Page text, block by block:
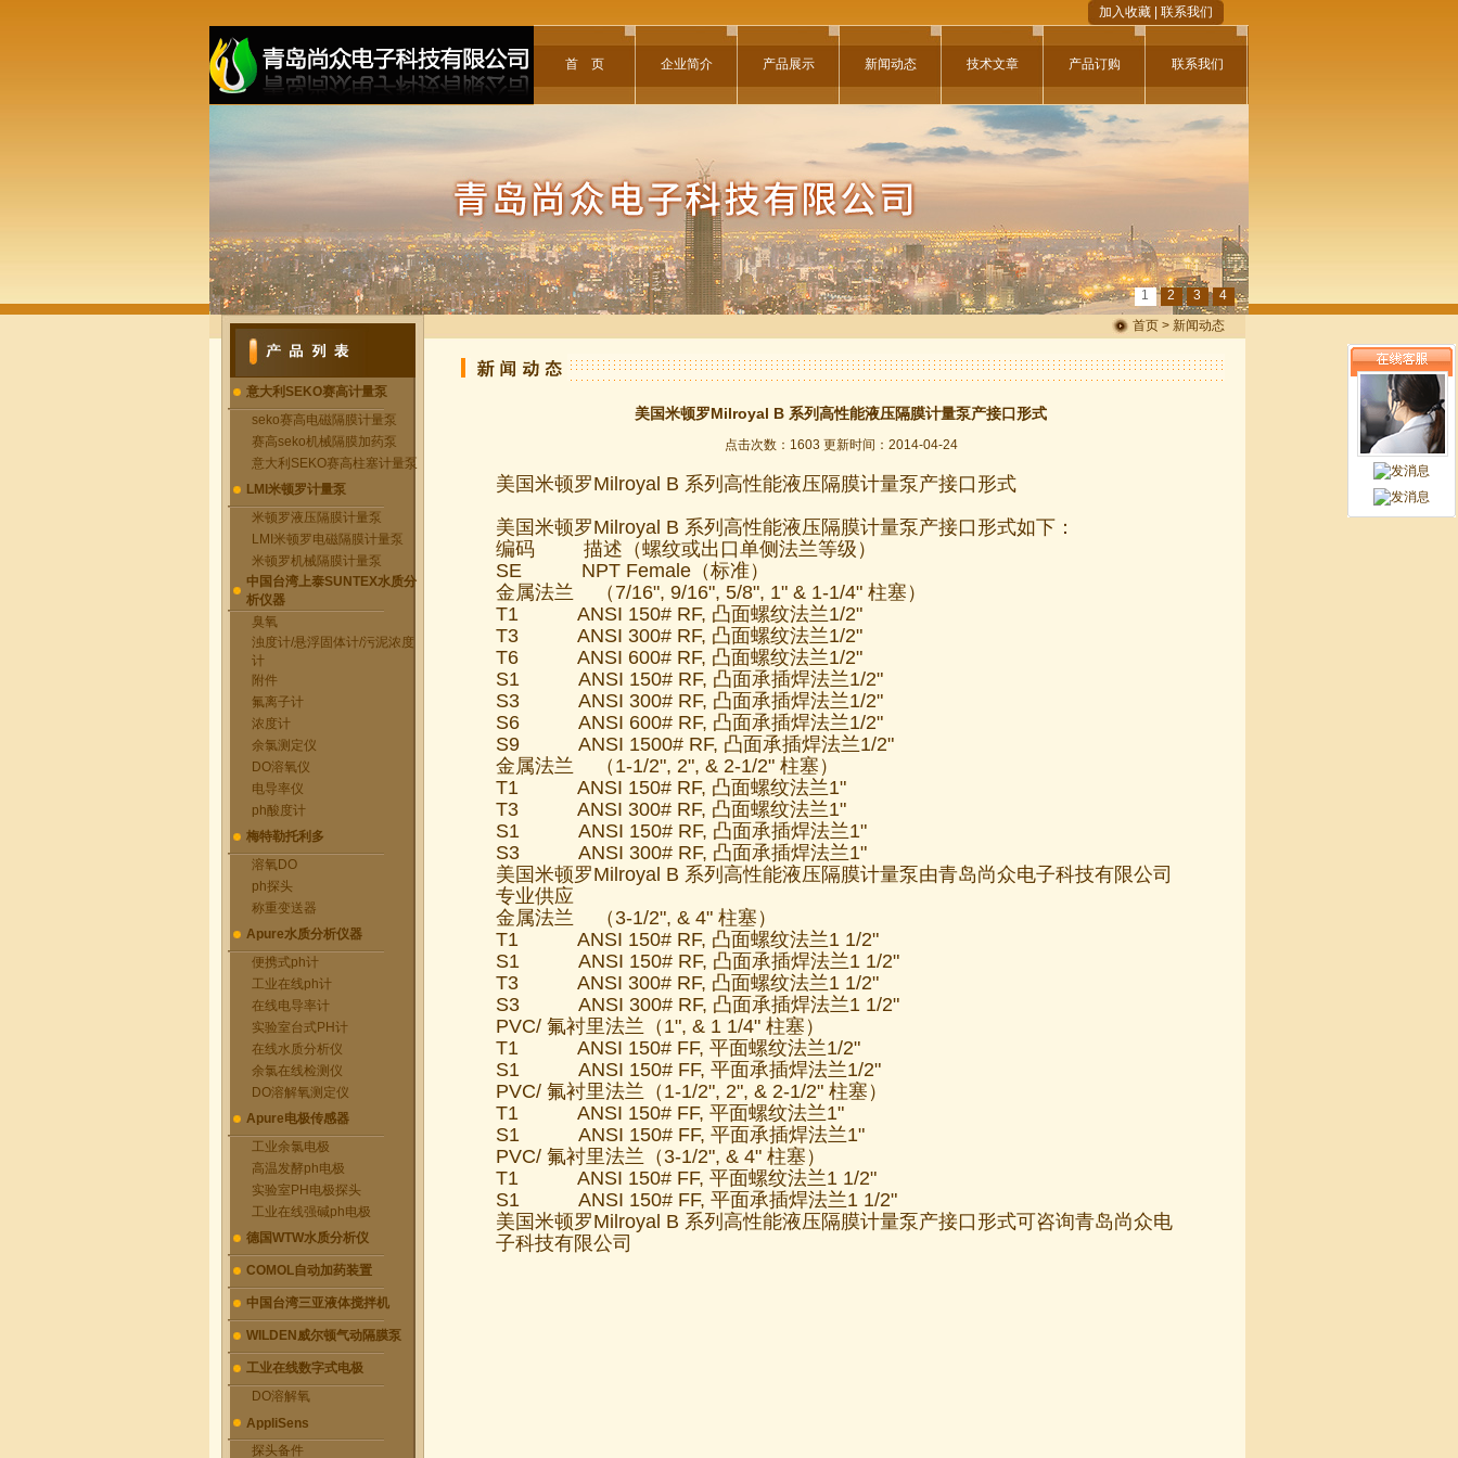
加入收藏 联系我们
首 页 企业简介 产品展示 新闻动态 技术文章 产品订购 联系我们
1 2 3 4
意大利SEKO赛高计量泵
seko赛高电磁隔膜计量泵
赛高seko机械隔膜加药泵
意大利SEKO赛高柱塞计量泵
LMI米顿罗计量泵
米顿罗液压隔膜计量泵
LMI米顿罗电磁隔膜计量泵
米顿罗机械隔膜计量泵
中国台湾上泰SUNTEX水质分
析仪器
臭氧
浊度计/悬浮固体计/污泥浓度
计
附件
氟离子计
浓度计
余氯测定仪
DO溶氧仪
电导率仪
ph酸度计
梅特勒托利多
溶氧DO
ph探头
称重变送器
Apure水质分析仪器
便携式ph计
工业在线ph计
在线电导率计
实验室台式PH计
在线水质分析仪
余氯在线检测仪
DO溶解氧测定仪
Apure电极传感器
工业余氯电极
高温发酵ph电极
实验室PH电极探头
工业在线强碱ph电极
德国WTW水质分析仪
COMOL自动加药装置
中国台湾三亚液体搅拌机
WILDEN威尔顿气动隔膜泵
工业在线数字式电极
DO溶解氧
AppliSens
探头备件
首页 > 新闻动态
美国米顿罗Milroyal B 系列高性能液压隔膜计量泵产接口形式
点击次数：1603 更新时间：2014-04-24
美国米顿罗Milroyal B 系列高性能液压隔膜计量泵产接口形式
美国米顿罗Milroyal B 系列高性能液压隔膜计量泵产接口形式如下：
编码 描述（螺纹或出口单侧法兰等级）
SE NPT Female（标准）
金属法兰 （7/16", 9/16", 5/8", 1" & 1-1/4" 柱塞）
T1 ANSI 150# RF, 凸面螺纹法兰1/2"
T3 ANSI 300# RF, 凸面螺纹法兰1/2"
T6 ANSI 600# RF, 凸面螺纹法兰1/2"
S1 ANSI 150# RF, 凸面承插焊法兰1/2"
S3 ANSI 300# RF, 凸面承插焊法兰1/2"
S6 ANSI 600# RF, 凸面承插焊法兰1/2"
S9 ANSI 1500# RF, 凸面承插焊法兰1/2"
金属法兰 （1-1/2", 2", & 2-1/2" 柱塞）
T1 ANSI 150# RF, 凸面螺纹法兰1"
T3 ANSI 300# RF, 凸面螺纹法兰1"
S1 ANSI 150# RF, 凸面承插焊法兰1"
S3 ANSI 300# RF, 凸面承插焊法兰1"
美国米顿罗Milroyal B 系列高性能液压隔膜计量泵由青岛尚众电子科技有限公司
专业供应
金属法兰 （3-1/2", & 4" 柱塞）
T1 ANSI 150# RF, 凸面螺纹法兰1 1/2"
S1 ANSI 150# RF, 凸面承插焊法兰1 1/2"
T3 ANSI 300# RF, 凸面螺纹法兰1 1/2"
S3 ANSI 300# RF, 凸面承插焊法兰1 1/2"
PVC/ 氟衬里法兰（1", & 1 1/4" 柱塞）
T1 ANSI 150# FF, 平面螺纹法兰1/2"
S1 ANSI 150# FF, 平面承插焊法兰1/2"
PVC/ 氟衬里法兰（1-1/2", 2", & 2-1/2" 柱塞）
T1 ANSI 150# FF, 平面螺纹法兰1"
S1 ANSI 150# FF, 平面承插焊法兰1"
PVC/ 氟衬里法兰（3-1/2", & 4" 柱塞）
T1 ANSI 150# FF, 平面螺纹法兰1 1/2"
S1 ANSI 150# FF, 平面承插焊法兰1 1/2"
美国米顿罗Milroyal B 系列高性能液压隔膜计量泵产接口形式可咨询青岛尚众电
子科技有限公司